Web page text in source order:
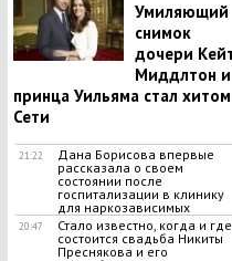
Умиляющий
снимок
дочери
Миддлтон и
принца Уильяма стал хитом
Сети
21:22
Дана Борисова впервые
рассказала о своем
состоянии после
госпитализации в клинику
для наркозависимых
20:47
Стало известно, когда и где
состоится свадьба Никиты
Преснякова и его